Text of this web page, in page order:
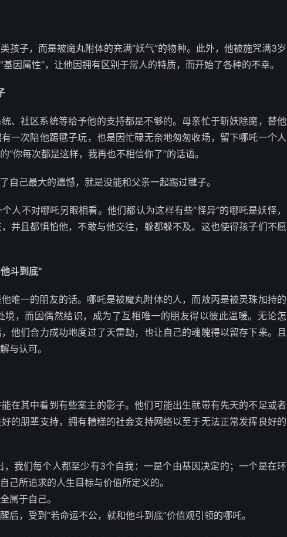
孩子，而是被魔丸附体的充满“妖气”的物种。此外，他被施咒满3岁
因属性”，让他因拥有区别于常人的特质，而开始了各种的不幸。
、社区系统等给予他的支持都是不够的。母亲忙于斩妖除魔，替他
一次陪他踢毽子玩，也是因忙碌无奈地匆匆收场，留下哪吒一个人
你每次都是这样，我再也不相信你了”的话语。
自己最大的遗憾，就是没能和父亲一起踢过毽子。
人不对哪吒另眼相看。他们都认为这样有些“怪异”的哪吒是妖怪，
并且都惧怕他，不敢与他交往，躲都躲不及。这也使得孩子们不愿
斗到底”
唯一的朋友的话。哪吒是被魔丸附体的人，而敖丙是被灵珠加持的
，而因偶然结识，成为了互相唯一的朋友得以彼此温暖。无论怎
他们合力成功地度过了天雷劫，也让自己的魂魄得以留存下来。且
与认可。
在其中看到有些案主的影子。他们可能出生就带有先天的不足或者
的朋辈支持，拥有糟糕的社会支持网络以至于无法正常发挥良好的
，我们每个人都至少有3个自我：一是个由基因决定的；一个是在环
己所追求的人生目标与价值所定义的。
属于自己。
后，受到“若命运不公，就和他斗到底”价值观引领的哪吒。